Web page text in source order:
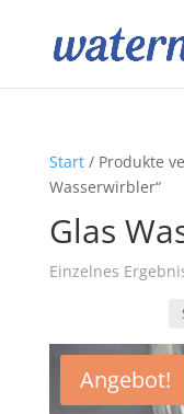
Start/ Produkte
Wasserwirbler“
Glas
Einzelnes
Angebot!